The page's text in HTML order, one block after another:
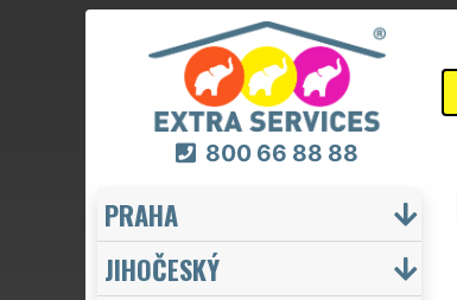
800 66 88 88
PRAHA
JIHOČESKÝ